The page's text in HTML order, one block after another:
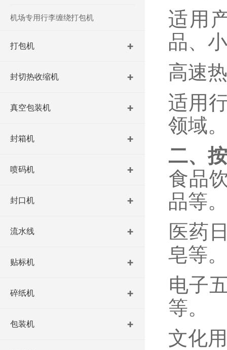
机场专用行李缠绕打包机
打包机
封切热收缩机
真空包装机
封箱机
喷码机
封口机
流水线
贴标机
碎纸机
包装机
适用
品、
高速
适用
领域。
二、
食品
品等。
医药
皂等。
电子
等。
文化